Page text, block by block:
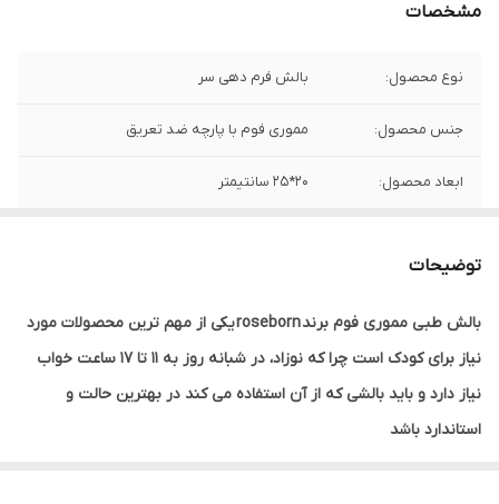
مشخصات
نوع محصول: بالش فرم دهی سر
جنس محصول: مموری فوم با پارچه ضد تعریق
ابعاد محصول: 20*25 سانتیمتر
توضیحات
بالش طبی مموری فوم برند roseborn یکی از مهم ترین محصولات مورد
نیاز برای کودک است چرا که نوزاد، در شبانه روز به 11 تا 17 ساعت خواب
نیاز دارد و باید بالشی که از آن استفاده می کند در بهترین حالت و
استاندارد باشد